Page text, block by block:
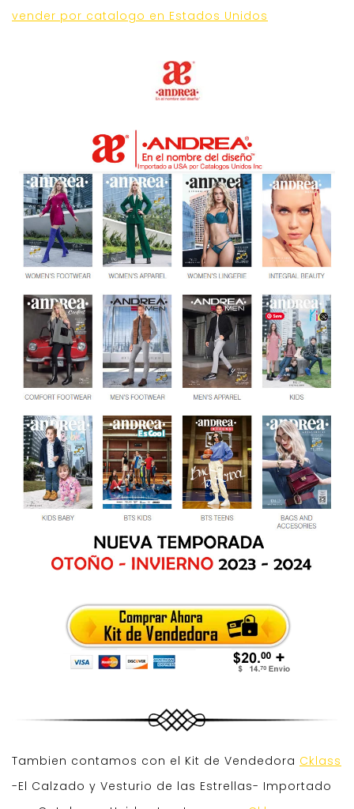
vender por catalogo en Estados Unidos
Tambien contamos con el Kit de Vendedora Cklass
-El Calzado y Vesturio de las Estrellas- Importado